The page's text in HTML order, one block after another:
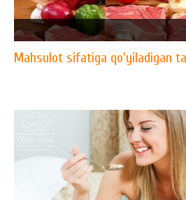
Mahsulot sifatiga qo'yiladigan